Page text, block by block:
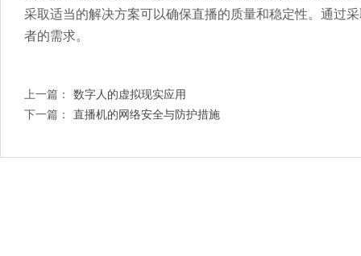
采取适当的解决方案可以确保直播的质量和稳定性。通过
者的需求。
上一篇：
数字人的虚拟现实应用
下一篇：
直播机的网络安全与防护措施